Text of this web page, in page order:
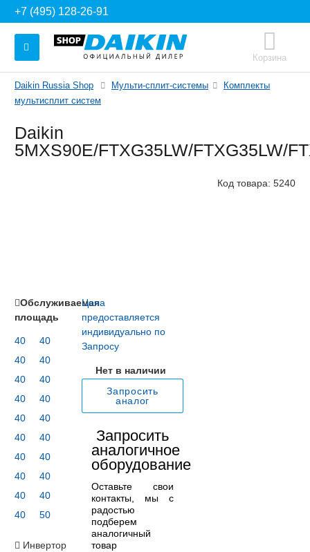
+7 (495) 128-26-91
Корзина
Daikin Russia Shop Мульти-сплит-системы
Комплекты
мультисплит систем
Daikin
5MXS90E/FTXG35LW/FTXG35LW/
Код товара: 5240
Цена
предоставляется
индивидуально по
Запросу
Нет в наличии
Запросить
аналог
Запросить
аналогичное
оборудование
Оставьте свои
контакты, мы с
радостью
подберем
аналогичный
товар
Обслуживаемая
площадь
40
40
40
40
40
40
40
40
40
40
40
40
40
40
40
40
40
40
40
50
Инвертор